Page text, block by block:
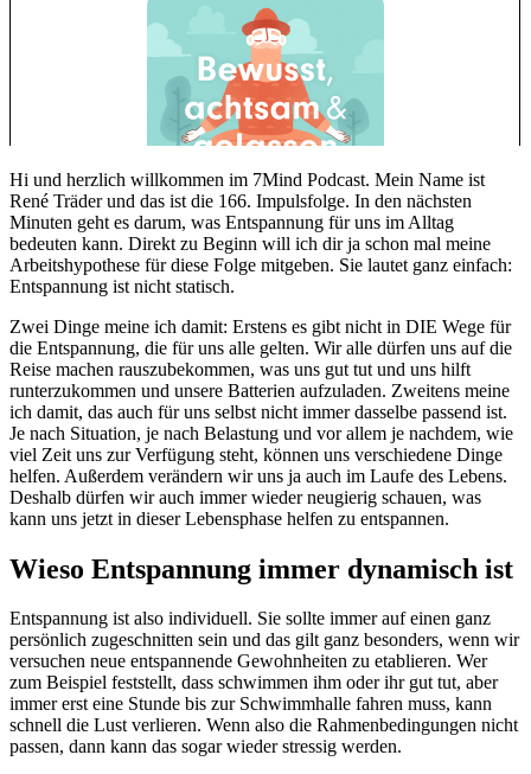
Hi und herzlich willkommen im 7Mind Podcast. Mein Name ist
René Träder und das ist die 166. Impulsfolge. In den nächsten
Minuten geht es darum, was Entspannung für uns im Alltag
bedeuten kann. Direkt zu Beginn will ich dir ja schon mal meine
Arbeitshypothese für diese Folge mitgeben. Sie lautet ganz einfach:
Entspannung ist nicht statisch.
Zwei Dinge meine ich damit: Erstens es gibt nicht in DIE Wege für
die Entspannung, die für uns alle gelten. Wir alle dürfen uns auf die
Reise machen rauszubekommen, was uns gut tut und uns hilft
runterzukommen und unsere Batterien aufzuladen. Zweitens meine
ich damit, das auch für uns selbst nicht immer dasselbe passend ist.
Je nach Situation, je nach Belastung und vor allem je nachdem, wie
viel Zeit uns zur Verfügung steht, können uns verschiedene Dinge
helfen. Außerdem verändern wir uns ja auch im Laufe des Lebens.
Deshalb dürfen wir auch immer wieder neugierig schauen, was
kann uns jetzt in dieser Lebensphase helfen zu entspannen.
Wieso Entspannung immer dynamisch ist
Entspannung ist also individuell. Sie sollte immer auf einen ganz
persönlich zugeschnitten sein und das gilt ganz besonders, wenn wir
versuchen neue entspannende Gewohnheiten zu etablieren. Wer
zum Beispiel feststellt, dass schwimmen ihm oder ihr gut tut, aber
immer erst eine Stunde bis zur Schwimmhalle fahren muss, kann
schnell die Lust verlieren. Wenn also die Rahmenbedingungen nicht
passen, dann kann das sogar wieder stressig werden.